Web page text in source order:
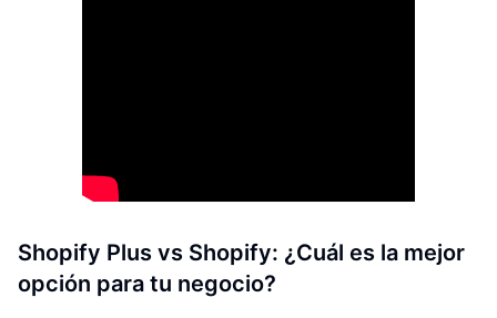
Shopify Plus vs Shopify: ¿Cuál es la mejor
opción para tu negocio?